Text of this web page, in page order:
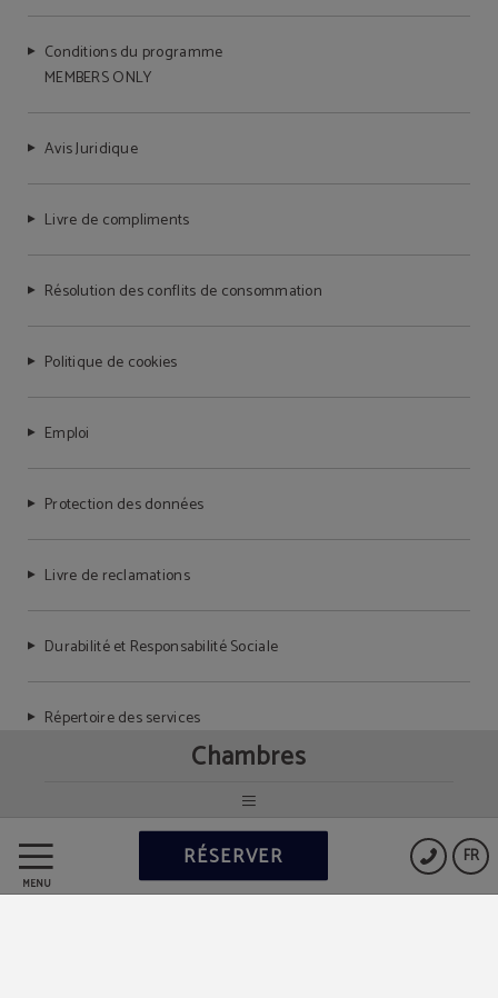
MENU
FR
RÉSERVER
Chambres
Conditions du programme
MEMBERS ONLY
Avis Juridique
Livre de compliments
Résolution des conflits de consommation
Politique de cookies
Emploi
Protection des données
Livre de reclamations
Durabilité et Responsabilité Sociale
Répertoire des services
Powered by Keytel
Achat sécurisé